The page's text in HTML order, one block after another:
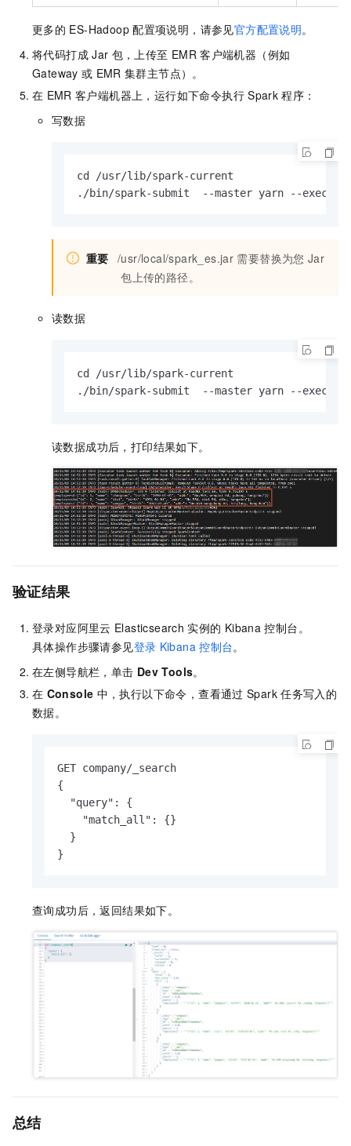
更多的 ES-Hadoop 配置项说明，请参见官方配置说明。
将代码打成 Jar 包，上传至 EMR 客户端机器（例如
Gateway 或 EMR 集群主节点）。
在 EMR 客户端机器上，运行如下命令执行 Spark 程序：
写数据
cd /usr/lib/spark-current
./bin/spark-submit  --master yarn --
重要 /usr/local/spark_es.jar 需要替换为您 Jar
包上传的路径。
读数据
cd /usr/lib/spark-current
./bin/spark-submit  --master yarn --
读数据成功后，打印结果如下。
验证结果
登录对应阿里云 Elasticsearch 实例的 Kibana 控制台。
具体操作步骤请参见登录 Kibana 控制台。
在左侧导航栏，单击 Dev Tools。
在 Console 中，执行以下命令，查看通过 Spark 任务写入的
数据。
GET company/_search
{
  "query": {
    "match_all": {}
  }
}
查询成功后，返回结果如下。
总结